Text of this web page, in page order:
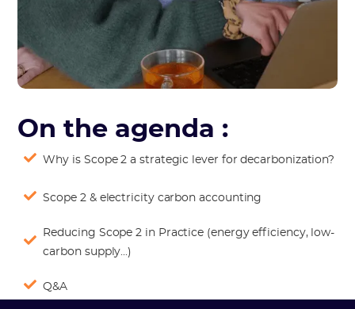
On the agenda :
Why is Scope 2 a strategic lever for decarbonization?
Scope 2 & electricity carbon accounting
Reducing Scope 2 in Practice (energy efficiency, low-
carbon supply...)
Q&A